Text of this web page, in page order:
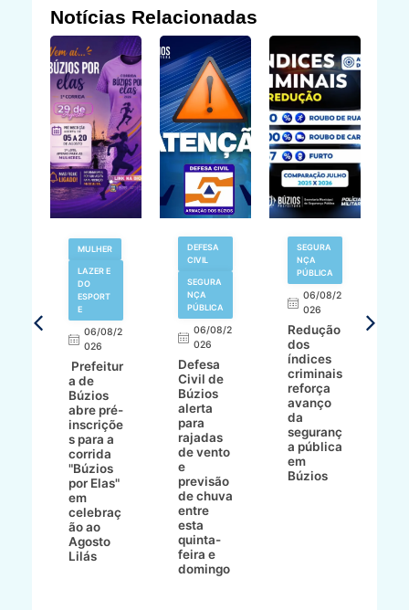
Notícias Relacionadas
MULHER
LAZER E
DO
ESPORT
E
06/08/2
026
Prefeitur
a de
Búzios
abre pré-
inscriçõe
s para a
corrida
"Búzios
por Elas"
em
celebraç
ão ao
Agosto
Lilás
DEFESA
CIVIL
SEGURA
NÇA
PÚBLICA
06/08/2
026
Defesa
Civil de
Búzios
alerta
para
rajadas
de vento
e
previsão
de chuva
entre
esta
quinta-
feira e
domingo
SEGURA
NÇA
PÚBLICA
06/08/2
026
Redução
dos
índices
criminais
reforça
avanço
da
seguranç
a pública
em
Búzios